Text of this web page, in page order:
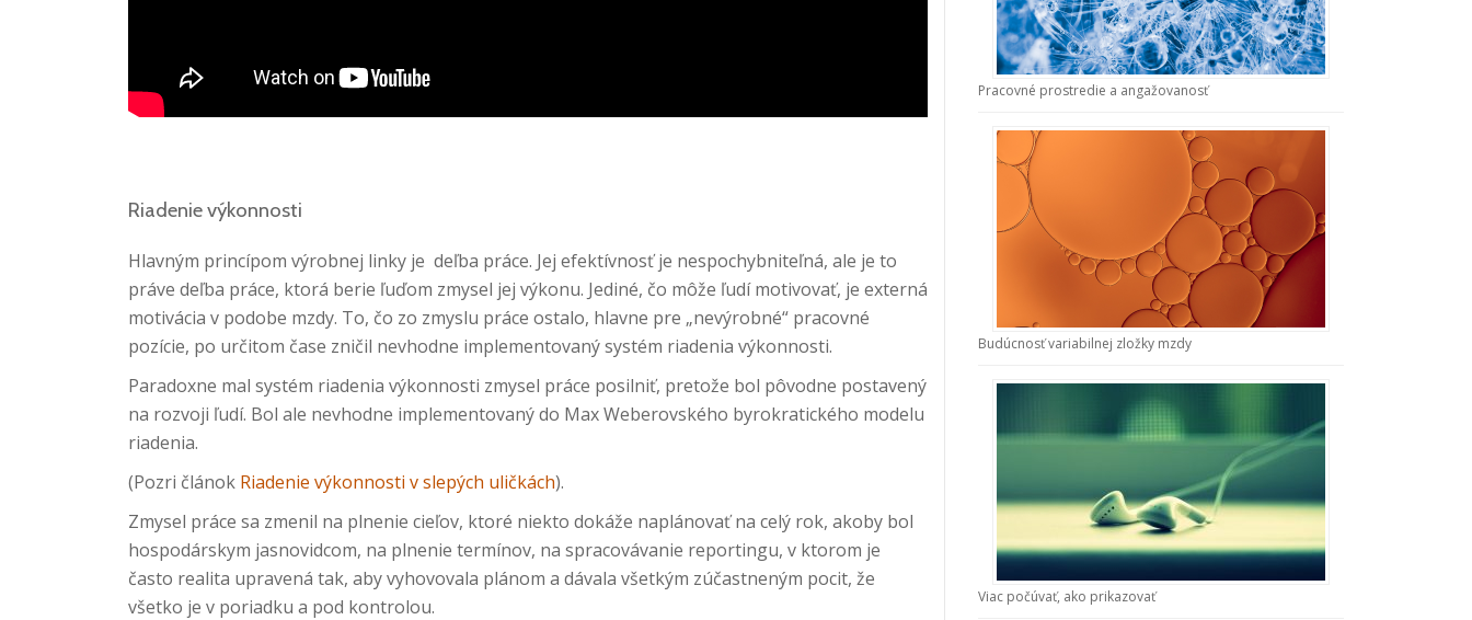
Riadenie výkonnosti
Hlavným princípom výrobnej linky je deľba práce. Jej efektívnosť je nespochybniteľná, ale je to
práve deľba práce, ktorá berie ľuďom zmysel jej výkonu. Jediné, čo môže ľudí motivovať, je externá
motivácia v podobe mzdy. To, čo zo zmyslu práce ostalo, hlavne pre „nevýrobné“ pracovné
pozície, po určitom čase zničil nevhodne implementovaný systém riadenia výkonnosti.
Paradoxne mal systém riadenia výkonnosti zmysel práce posilniť, pretože bol pôvodne postavený
na rozvoji ľudí. Bol ale nevhodne implementovaný do Max Weberovského byrokratického modelu
riadenia.
(Pozri článok Riadenie výkonnosti v slepých uličkách).
Zmysel práce sa zmenil na plnenie cieľov, ktoré niekto dokáže naplánovať na celý rok, akoby bol
hospodárskym jasnovidcom, na plnenie termínov, na spracovávanie reportingu, v ktorom je
často realita upravená tak, aby vyhovovala plánom a dávala všetkým zúčastneným pocit, že
všetko je v poriadku a pod kontrolou.
Pracovné prostredie a angažovanosť
Budúcnosť variabilnej zložky mzdy
Viac počúvať, ako prikazovať